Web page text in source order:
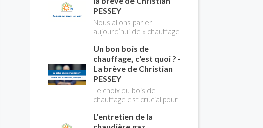
nouvelle modification du
système "heures creuses"
qui concerne près de 15
millions de Français !
point dans notre flash
news n°3 spéciale
Amiante et ses dangers
avec Christian Pessey
PESSEY
Nous allons parler
aujourd’hui de « chauffage
du changement d’énergie.
Nous allons aborder
l’abandon du fioul au profit
du gaz.
Un bon bois de
chauffage, c'est quoi ? -
La brève de Christian
PESSEY
Le choix du bois de
chauffage est crucial pour
rendement énergétique
L'entretien de la